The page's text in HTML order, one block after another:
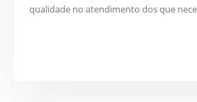
qualidade no atendimento dos que